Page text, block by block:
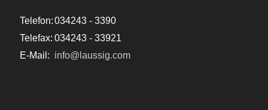
Impressum
Impressum